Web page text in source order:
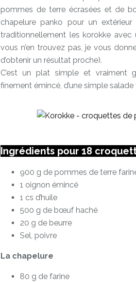
pommes de terre écrasées et de
chapelure panko pour un
traditionnellement les korokke
vous n’en trouvez pas, je vous
d’obtenir un résultat proche).
C’est un plat simple et vraiment
finement émincé, d’une simple
Ingrédients pour 18
900 g de pommes de terre
1 oignon émincé
1 cs d’huile
500 g de bœuf haché
20 g de beurre
Sel, poivre
La chapelure
80 g de farine